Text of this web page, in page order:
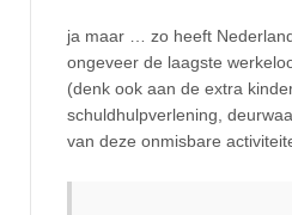
ja maar … zo heeft
ongeveer de laagste
(denk ook aan de extra
schuldhulpverlening,
van deze onmisbare